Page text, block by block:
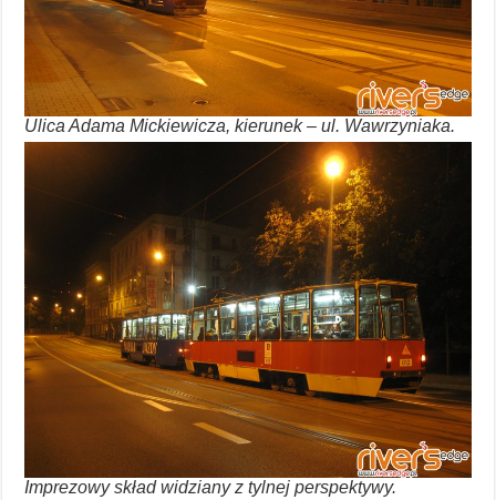
Ulica Adama Mickiewicza, kierunek – ul. Wawrzyniaka.
Imprezowy skład widziany z tylnej perspektywy.